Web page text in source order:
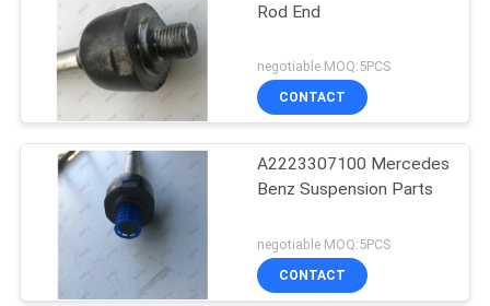
Rod End
negotiable MOQ:5PCS
CONTACT
A2223307100 Mercedes
Benz Suspension Parts
negotiable MOQ:5PCS
CONTACT